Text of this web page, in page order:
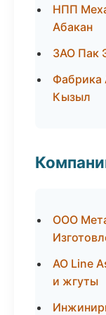
НПП
Абакан
ЗАО Пак
Фабрика
Кызыл
ООО
АО Line
и жгуты